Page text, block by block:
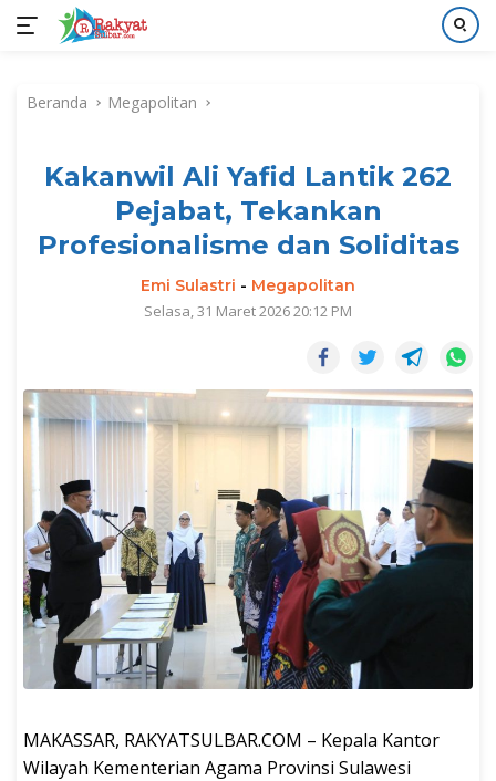
kontenBeranda Megapolitan
Kakanwil Ali Yafid Lantik 262
Pejabat, Tekankan
Profesionalisme dan Soliditas
Emi Sulastri - Megapolitan
Selasa, 31 Maret 2026 20:12 PM
MAKASSAR, RAKYATSULBAR.COM – Kepala Kantor
Wilayah Kementerian Agama Provinsi Sulawesi